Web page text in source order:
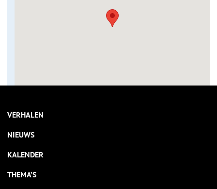
VERHALEN
NIEUWS
KALENDER
THEMA’S